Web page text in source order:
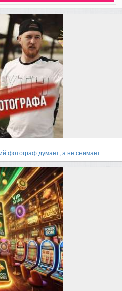
фотограф думает, а не снимает